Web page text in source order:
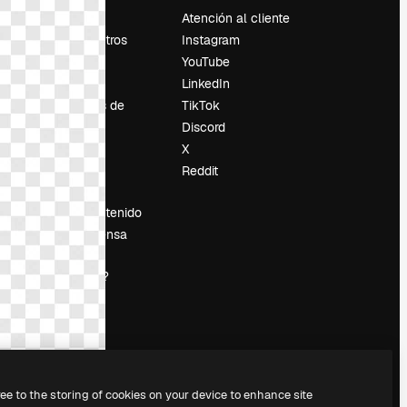
Sobre nosotros
Empleo
Tendencias de
búsqueda
Blog
Eventos
Slidesgo
Vender contenido
Sala de prensa
¿Buscas
magnific.ai?
Atención al cliente
Instagram
YouTube
LinkedIn
TikTok
Discord
X
Reddit
to the storing of cookies on your device to enhance site